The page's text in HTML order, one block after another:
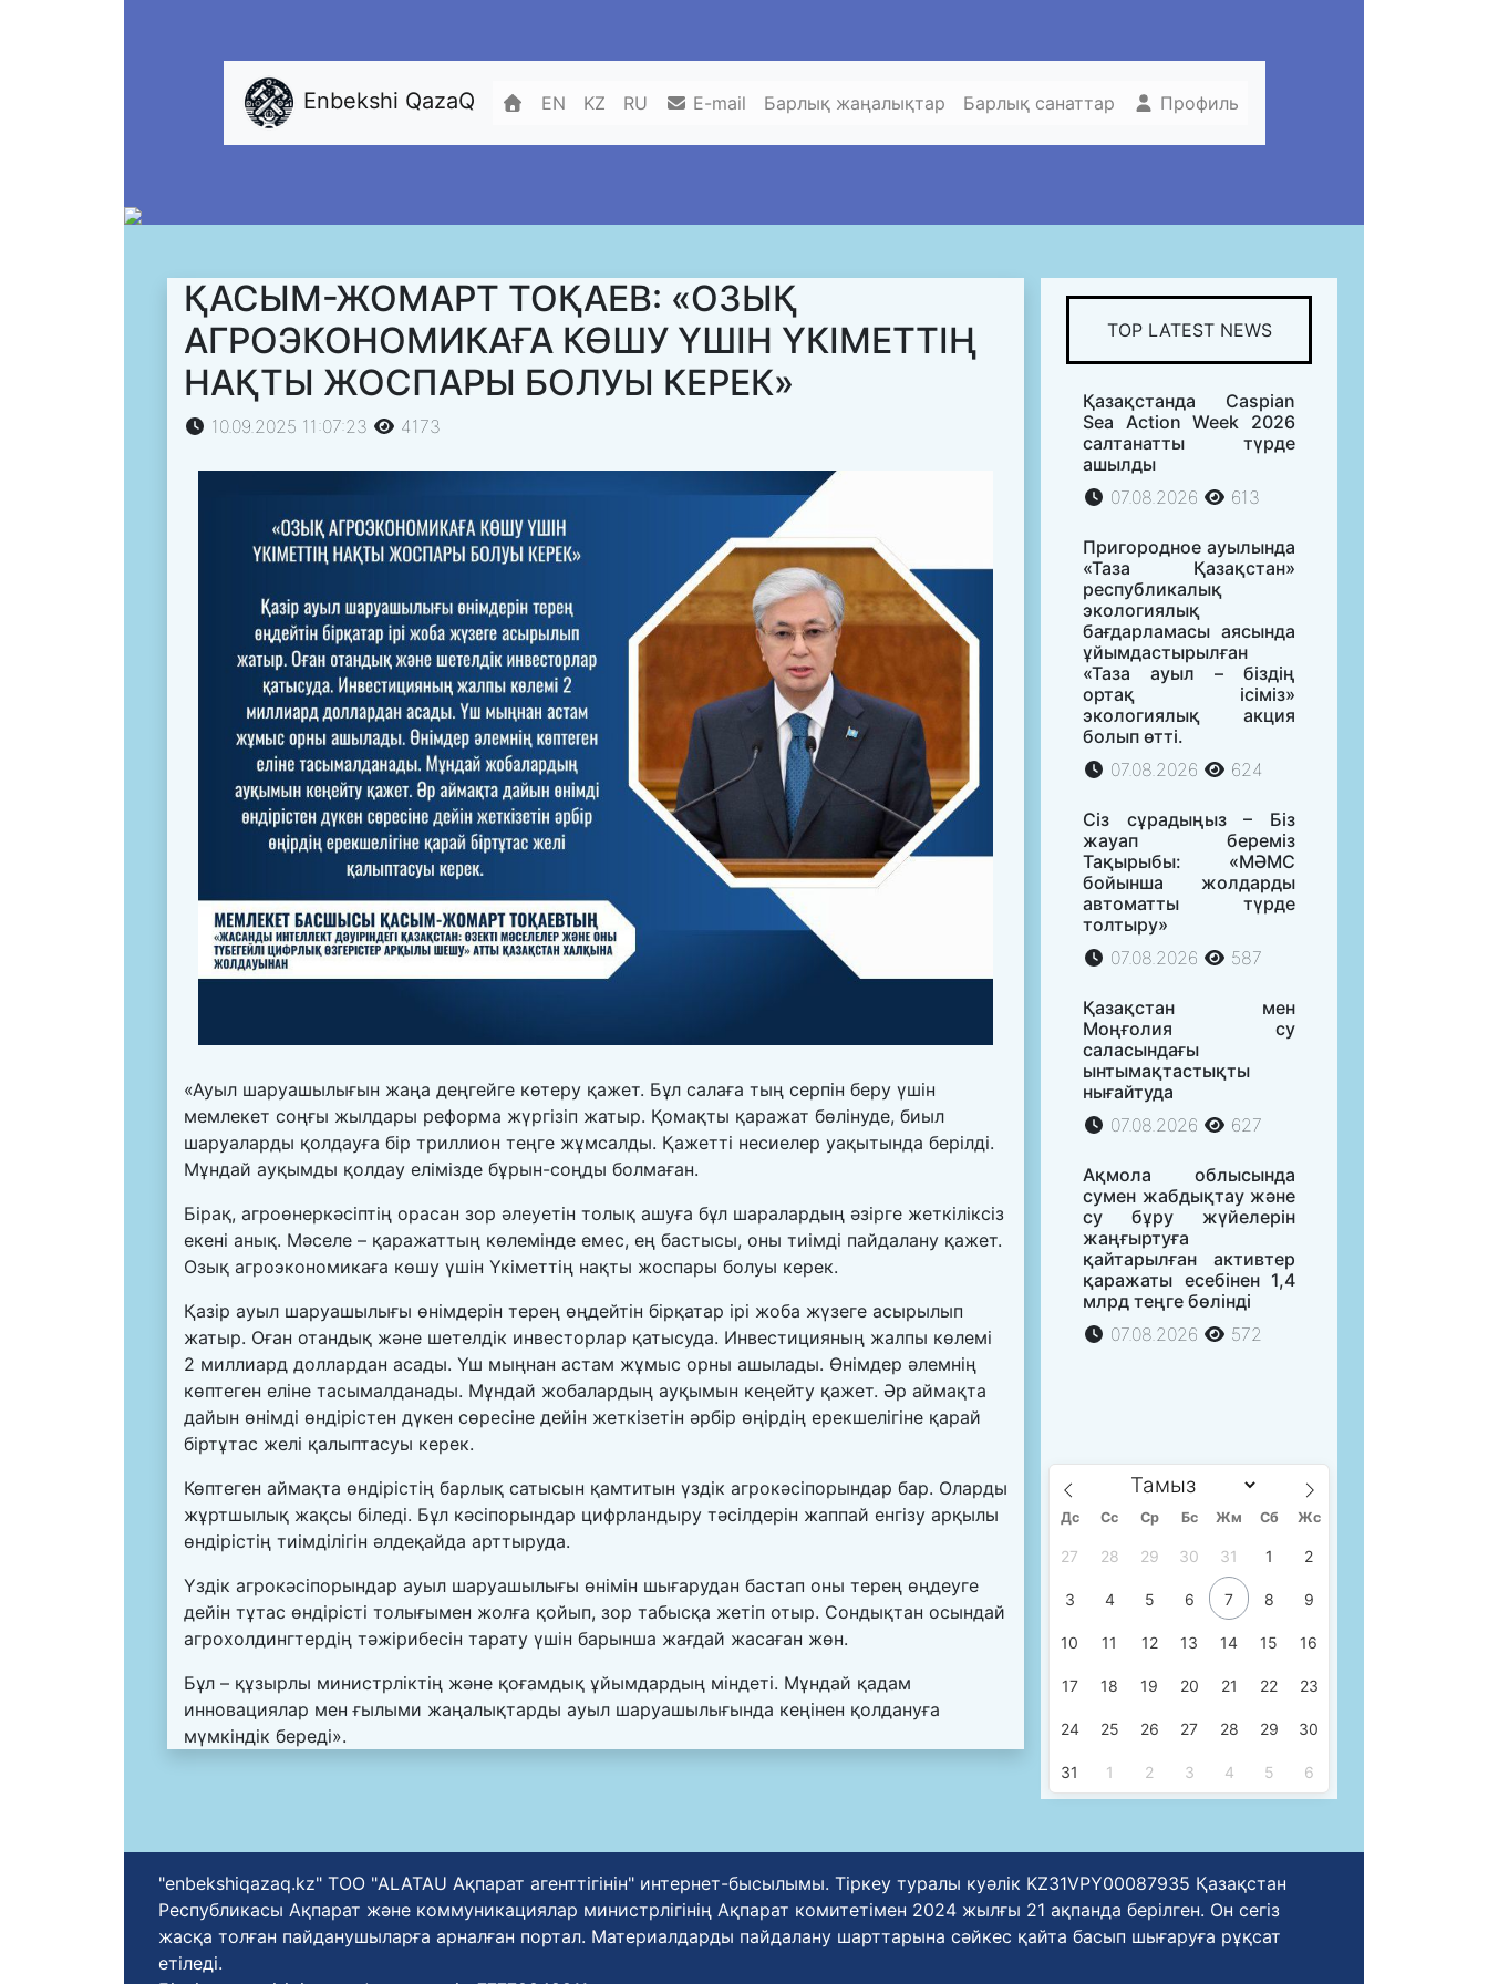
Enbekshi QazaQ EN KZ RU E-mail Барлық жаңалықтар Барлық санаттар Профиль
ҚАСЫМ-ЖОМАРТ ТОҚАЕВ: «ОЗЫҚ
АГРОЭКОНОМИКАҒА КӨШУ ҮШІН ҮКІМЕТТІҢ
НАҚТЫ ЖОСПАРЫ БОЛУЫ КЕРЕК»
10.09.2025 11:07:23 4173
«Ауыл шаруашылығын жаңа деңгейге көтеру қажет. Бұл салаға тың серпін беру үшін
мемлекет соңғы жылдары реформа жүргізіп жатыр. Қомақты қаражат бөлінуде, биыл
шаруаларды қолдауға бір триллион теңге жұмсалды. Қажетті несиелер уақытында берілді.
Мұндай ауқымды қолдау елімізде бұрын-соңды болмаған.
Бірақ, агроөнеркәсіптің орасан зор әлеуетін толық ашуға бұл шаралардың әзірге жеткіліксіз
екені анық. Мәселе – қаражаттың көлемінде емес, ең бастысы, оны тиімді пайдалану қажет.
Озық агроэкономикаға көшу үшін Үкіметтің нақты жоспары болуы керек.
Қазір ауыл шаруашылығы өнімдерін терең өңдейтін бірқатар ірі жоба жүзеге асырылып
жатыр. Оған отандық және шетелдік инвесторлар қатысуда. Инвестицияның жалпы көлемі
2 миллиард доллардан асады. Үш мыңнан астам жұмыс орны ашылады. Өнімдер әлемнің
көптеген еліне тасымалданады. Мұндай жобалардың ауқымын кеңейту қажет. Әр аймақта
дайын өнімді өндірістен дүкен сөресіне дейін жеткізетін әрбір өңірдің ерекшелігіне қарай
біртұтас желі қалыптасуы керек.
Көптеген аймақта өндірістің барлық сатысын қамтитын үздік агрокәсіпорындар бар. Оларды
жұртшылық жақсы біледі. Бұл кәсіпорындар цифрландыру тәсілдерін жаппай енгізу арқылы
өндірістің тиімділігін әлдеқайда арттыруда.
Үздік агрокәсіпорындар ауыл шаруашылығы өнімін шығарудан бастап оны терең өңдеуге
дейін тұтас өндірісті толығымен жолға қойып, зор табысқа жетіп отыр. Сондықтан осындай
агрохолдингтердің тәжірибесін тарату үшін барынша жағдай жасаған жөн.
Бұл – құзырлы министрліктің және қоғамдық ұйымдардың міндеті. Мұндай қадам
инновациялар мен ғылыми жаңалықтарды ауыл шаруашылығында кеңінен қолдануға
мүмкіндік береді».
TOP LATEST NEWS
Қазақстанда Caspian
Sea Action Week 2026
салтанатты түрде
ашылды
07.08.2026
613
Пригородное ауылында
«Таза Қазақстан»
республикалық
экологиялық
бағдарламасы аясында
ұйымдастырылған
«Таза ауыл – біздің
ортақ ісіміз»
экологиялық акция
болып өтті.
07.08.2026
624
Сіз сұрадыңыз – Біз
жауап береміз
Тақырыбы: «МӘМС
бойынша жолдарды
автоматты түрде
толтыру»
07.08.2026
587
Қазақстан мен
Моңғолия су
саласындағы
ынтымақтастықты
нығайтуда
07.08.2026
627
Ақмола облысында
сумен жабдықтау және
су бұру жүйелерін
жаңғыртуға
қайтарылған активтер
қаражаты есебінен 1,4
млрд теңге бөлінді
07.08.2026
572
Дс Сc Ср Бс Жм Сб Жс
27 28 29 30 31 1 2
3 4 5 6 7 8 9
10 11 12 13 14 15 16
17 18 19 20 21 22 23
24 25 26 27 28 29 30
31 1 2 3 4 5 6
"enbekshiqazaq.kz" ТОО "ALATAU Ақпарат агенттігінін" интернет-бысылымы. Тіркеу туралы куәлік KZ31VPY00087935 Қазақстан
Республикасы Ақпарат және коммуникациялар министрлігінің Ақпарат комитетімен 2024 жылғы 21 ақпанда берілген. Он сегіз
жасқа толған пайданушыларға арналған портал. Материалдарды пайдалану шарттарына сәйкес қайта басып шығаруға рұқсат
етіледі.